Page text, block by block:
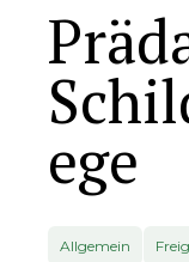
ege
Allgemein